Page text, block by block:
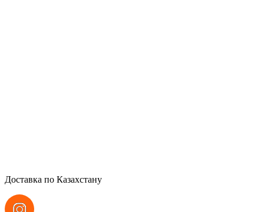
Доставка по Казахстану